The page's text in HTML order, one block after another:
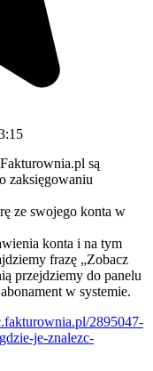
są
zaksięgowaniu
ze swojego konta w
konta i na tym
frazę „Zobacz
przejdziemy do panelu
w systemie.
2895047-
je-znalezc-